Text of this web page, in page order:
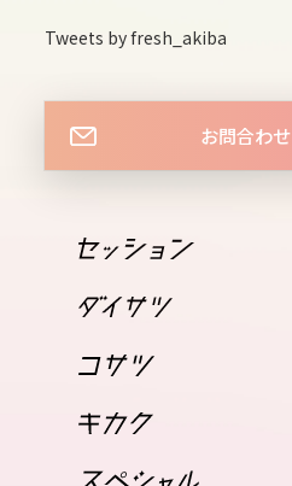
14
15
mon
17
wed
thu
19
Tweets by fresh_akiba
お問合わせ